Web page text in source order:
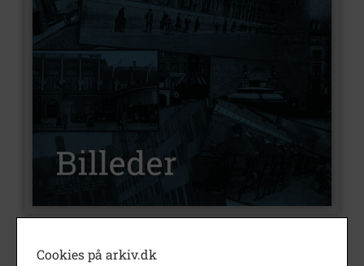
Nummer
Cookies på arkiv.dk